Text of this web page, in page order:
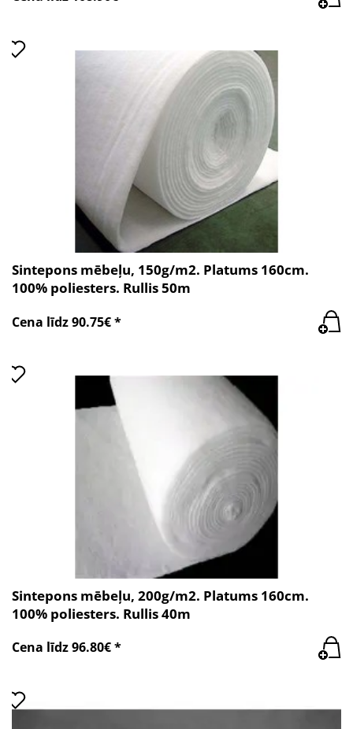
Sintepons mēbeļu, 150g/m2. Platums 160cm.
100% poliesters. Rullis 50m
Cena līdz 90.75€ *
Sintepons mēbeļu, 200g/m2. Platums 160cm.
100% poliesters. Rullis 40m
Cena līdz 96.80€ *